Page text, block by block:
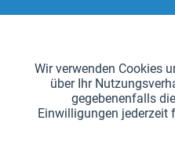
Tracking
Wir verwenden Cookies
über Ihr
gegebenenfalls
Einwilligungen jederzeit